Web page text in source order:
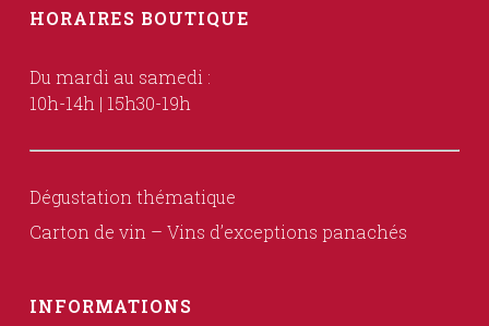
HORAIRES BOUTIQUE
Du mardi au samedi :
10h-14h | 15h30-19h
Dégustation thématique
Carton de vin – Vins d’exceptions panachés
INFORMATIONS